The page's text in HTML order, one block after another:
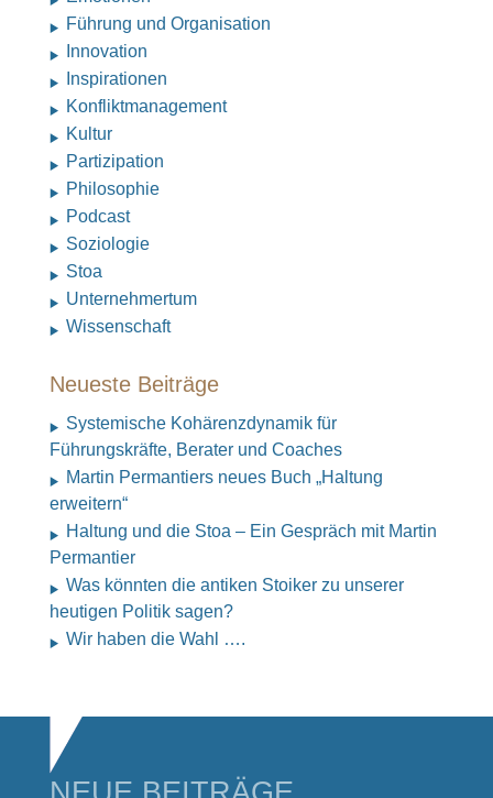
Führung und Organisation
Innovation
Inspirationen
Konfliktmanagement
Kultur
Partizipation
Philosophie
Podcast
Soziologie
Stoa
Unternehmertum
Wissenschaft
Neueste Beiträge
Systemische Kohärenzdynamik für
Führungskräfte, Berater und Coaches
Martin Permantiers neues Buch „Haltung
erweitern“
Haltung und die Stoa – Ein Gespräch mit Martin
Permantier
Was könnten die antiken Stoiker zu unserer
heutigen Politik sagen?
Wir haben die Wahl ….